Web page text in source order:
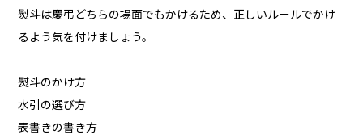
熨斗は慶弔どちらの場面でもかけるため、正しいルールでかけ
るよう気を付けましょう。
熨斗のかけ方
水引の選び方
表書きの書き方